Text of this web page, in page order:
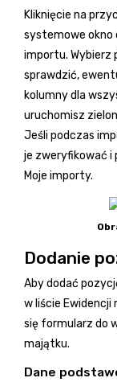
Kliknięcie na
systemowe okno
importu. Wybierz
sprawdzić,
kolumny dla
uruchomisz
Jeśli podczas
je zweryfikować i
Moje importy.
Dodanie
Aby dodać
w liście Ewidencji
się formularz do
majątku.
Dane